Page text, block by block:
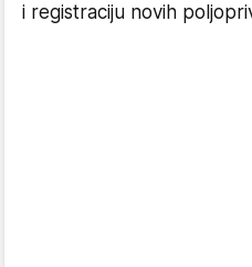
i registraciju novih